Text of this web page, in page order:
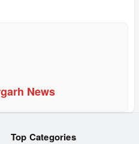
News
Top Categories